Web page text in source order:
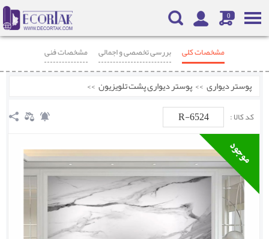
0
مشخصات کلی بررسی تخصصی و اجمالی
مشخصات فنی
محصولات مرتبط
پوستر دیواری >> پوستر دیواری پشت تلویزیون >>
کد کالا : R-6524